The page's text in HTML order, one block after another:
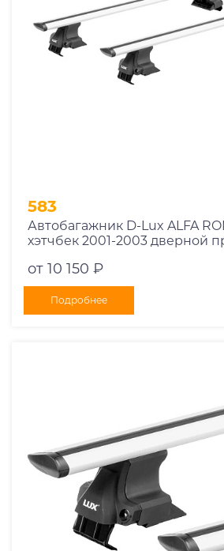
583
Автобагажник D-Lux ALFA
хэтчбек 2001-2003 дверной
от 10 150 ₽
Подробнее